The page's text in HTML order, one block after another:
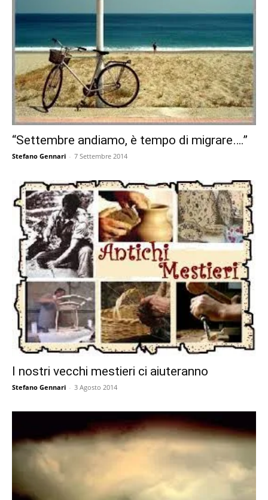
“Settembre andiamo, è tempo di migrare….”
Stefano Gennari - 7 Settembre 2014
I nostri vecchi mestieri ci aiuteranno
Stefano Gennari - 3 Agosto 2014